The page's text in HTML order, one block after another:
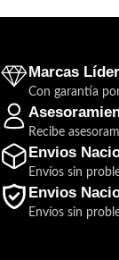
Marcas
Con garantía
Recibe
Envios
Envíos sin
Envios
Envíos sin